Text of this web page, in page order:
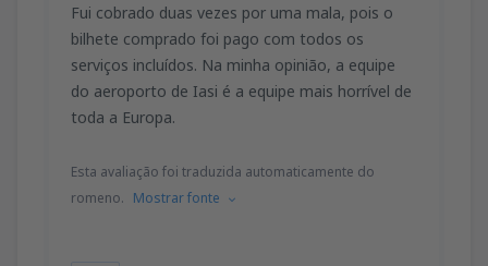
Fui cobrado duas vezes por uma mala, pois o
bilhete comprado foi pago com todos os
serviços incluídos. Na minha opinião, a equipe
do aeroporto de Iasi é a equipe mais horrível de
toda a Europa.
Esta avaliação foi traduzida automaticamente do
romeno. Mostrar fonte